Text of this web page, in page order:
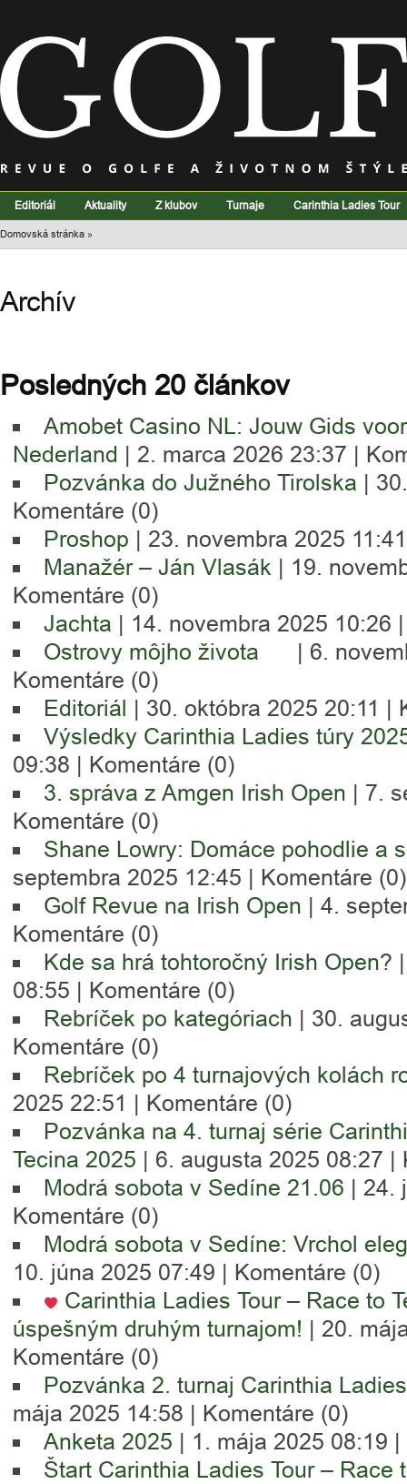
Editoriál Aktuality Z klubov Turnaje Carinthia Ladies Tour
Domovská stránka »
Archív
Posledných 20 článkov
Amobet Casino NL: Jouw Gids
Nederland | 2. marca 2026 23:37 |
Pozvánka do Južného Tirolska |
Komentáre (0)
Proshop | 23. novembra 2025
Manažér – Ján Vlasák | 19.
Komentáre (0)
Jachta | 14. novembra 2025 10:26
Ostrovy môjho života
| 6.
Komentáre (0)
Editoriál | 30. októbra 2025 20:11 |
Výsledky Carinthia Ladies túry
09:38 | Komentáre (0)
3. správa z Amgen Irish Open | 7.
Komentáre (0)
Shane Lowry: Domáce pohodlie a
septembra 2025 12:45 | Komentáre (0)
Golf Revue na Irish Open | 4.
Komentáre (0)
Kde sa hrá tohtoročný Irish Open?
08:55 | Komentáre (0)
Rebríček po kategóriach | 30.
Komentáre (0)
Rebríček po 4 turnajových kolách
2025 22:51 | Komentáre (0)
Pozvánka na 4. turnaj série
Tecina 2025 | 6. augusta 2025 08:27 |
Modrá sobota v Sedíne 21.06 | 24.
Komentáre (0)
Modrá sobota v Sedíne: Vrchol
10. júna 2025 07:49 | Komentáre (0)
Carinthia Ladies Tour – Race to
úspešným druhým turnajom! | 20.
Komentáre (0)
Pozvánka 2. turnaj Carinthia
mája 2025 14:58 | Komentáre (0)
Anketa 2025 | 1. mája 2025 08:19 |
Štart Carinthia Ladies Tour – Race